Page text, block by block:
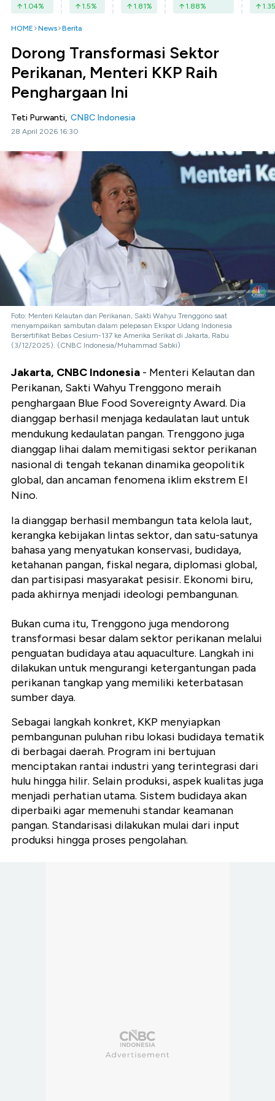
1.04% 1.5% 1.81% 1.88% 1.35
HOME News Berita
Dorong Transformasi Sektor
Perikanan, Menteri KKP Raih
Penghargaan Ini
Teti Purwanti, CNBC Indonesia
28 April 2026 16:30
Foto: Menteri Kelautan dan Perikanan, Sakti Wahyu Trenggono saat
menyampaikan sambutan dalam pelepasan Ekspor Udang Indonesia
Bersertifikat Bebas Cesium-137 ke Amerika Serikat di Jakarta, Rabu
(3/12/2025). (CNBC Indonesia/Muhammad Sabki)
Jakarta, CNBC Indonesia - Menteri Kelautan dan
Perikanan, Sakti Wahyu Trenggono meraih
penghargaan Blue Food Sovereignty Award. Dia
dianggap berhasil menjaga kedaulatan laut untuk
mendukung kedaulatan pangan. Trenggono juga
dianggap lihai dalam memitigasi sektor perikanan
nasional di tengah tekanan dinamika geopolitik
global, dan ancaman fenomena iklim ekstrem El
Nino.
Ia dianggap berhasil membangun tata kelola laut,
kerangka kebijakan lintas sektor, dan satu-satunya
bahasa yang menyatukan konservasi, budidaya,
ketahanan pangan, fiskal negara, diplomasi global,
dan partisipasi masyarakat pesisir. Ekonomi biru,
pada akhirnya menjadi ideologi pembangunan.
Bukan cuma itu, Trenggono juga mendorong
transformasi besar dalam sektor perikanan melalui
penguatan budidaya atau aquaculture. Langkah ini
dilakukan untuk mengurangi ketergantungan pada
perikanan tangkap yang memiliki keterbatasan
sumber daya.
Sebagai langkah konkret, KKP menyiapkan
pembangunan puluhan ribu lokasi budidaya tematik
di berbagai daerah. Program ini bertujuan
menciptakan rantai industri yang terintegrasi dari
hulu hingga hilir. Selain produksi, aspek kualitas juga
menjadi perhatian utama. Sistem budidaya akan
diperbaiki agar memenuhi standar keamanan
pangan. Standarisasi dilakukan mulai dari input
produksi hingga proses pengolahan.